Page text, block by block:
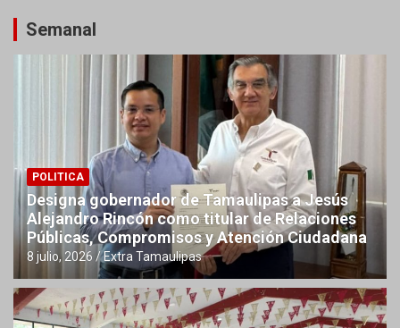
Semanal
POLITICA
Designa gobernador de Tamaulipas a Jesús
Alejandro Rincón como titular de Relaciones
Públicas, Compromisos y Atención Ciudadana
8 julio, 2026 Extra Tamaulipas